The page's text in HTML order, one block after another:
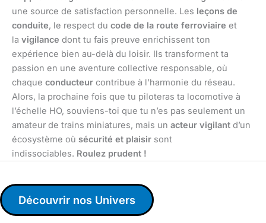
une source de satisfaction personnelle. Les leçons de
conduite, le respect du code de la route ferroviaire et
la vigilance dont tu fais preuve enrichissent ton
expérience bien au-delà du loisir. Ils transforment ta
passion en une aventure collective responsable, où
chaque conducteur contribue à l’harmonie du réseau.
Alors, la prochaine fois que tu piloteras ta locomotive à
l’échelle HO, souviens-toi que tu n’es pas seulement un
amateur de trains miniatures, mais un acteur vigilant d’un
écosystème où sécurité et plaisir sont
indissociables. Roulez prudent !
Découvrir nos Univers